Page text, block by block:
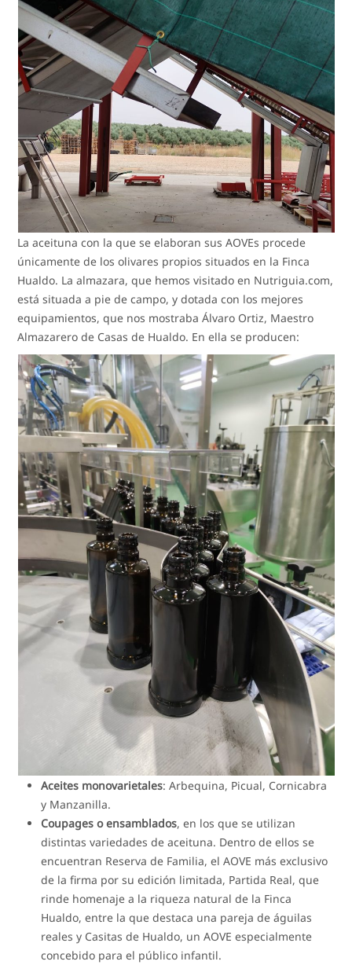
La aceituna con la que se elaboran sus AOVEs procede
únicamente de los olivares propios situados en la Finca
Hualdo. La almazara, que hemos visitado en Nutriguia.com,
está situada a pie de campo, y dotada con los mejores
equipamientos, que nos mostraba Álvaro Ortiz, Maestro
Almazarero de Casas de Hualdo. En ella se producen:
Aceites monovarietales: Arbequina, Picual, Cornicabra
y Manzanilla.
Coupages o ensamblados, en los que se utilizan
distintas variedades de aceituna. Dentro de ellos se
encuentran Reserva de Familia, el AOVE más exclusivo
de la firma por su edición limitada, Partida Real, que
rinde homenaje a la riqueza natural de la Finca
Hualdo, entre la que destaca una pareja de águilas
reales y Casitas de Hualdo, un AOVE especialmente
concebido para el público infantil.